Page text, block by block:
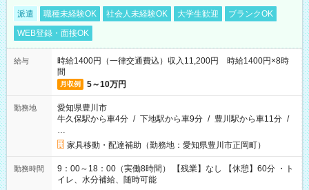
派遣 職種未経験OK 社会人未経験OK 大学生歓迎
ブランクOK
WEB登録・面接OK
給与
時給1400円（一律交通費込）収入11,200円 時給1400円×8時
間
月収例 5～10万円
勤務地
愛知県豊川市
牛久保駅から車4分 / 下地駅から車9分 / 豊川駅から車11分 /
…
家具移動・配達補助（勤務地：愛知県豊川市正岡町）
勤務時間
9：00～18：00（実働8時間） 【残業】なし 【休憩】60分 ・ト
イレ、水分補給、随時可能